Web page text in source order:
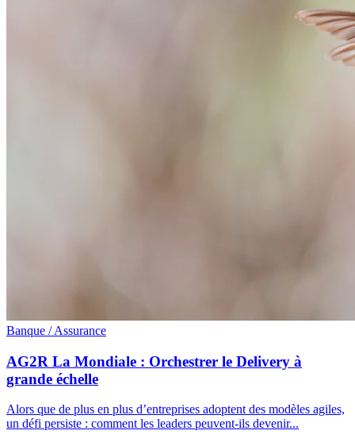
Banque / Assurance
AG2R La Mondiale : Orchestrer le Delivery à
grande échelle
Alors que de plus en plus d’entreprises adoptent des modèles agiles,
un défi persiste : comment les leaders peuvent-ils devenir...